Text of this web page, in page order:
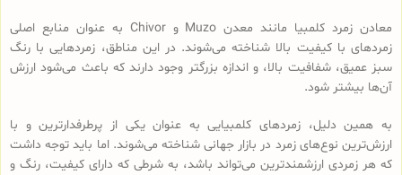
معادن زمرد کلمبیا مانند معدن Muzo و Chivor به عنوان منابع اصلی
زمردهای با کیفیت بالا شناخته می‌شوند. در این مناطق، زمردهایی با رنگ
سبز عمیق، شفافیت بالا، و اندازه بزرگتر وجود دارند که باعث می‌شود ارزش
آن‌ها بیشتر شود.
به همین دلیل، زمردهای کلمبیایی به عنوان یکی از پرطرفدارترین و با
ارزش‌ترین نوع‌های زمرد در بازار جهانی شناخته می‌شوند. اما باید توجه داشت
که هر زمردی ارزشمندترین می‌تواند باشد، به شرطی که دارای کیفیت، رنگ و